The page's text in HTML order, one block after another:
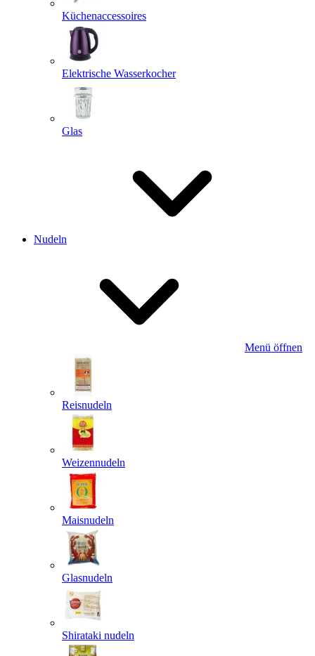
Küchenaccessoires
Elektrische Wasserkocher
Glas
Nudeln
Menü öffnen
Reisnudeln
Weizennudeln
Maisnudeln
Glasnudeln
Shirataki nudeln